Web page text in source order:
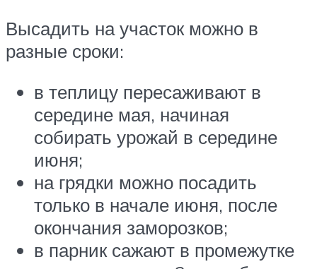
Высадить на участок можно в
разные сроки:
в теплицу пересаживают в
середине мая, начиная
собирать урожай в середине
июня;
на грядки можно посадить
только в начале июня, после
окончания заморозков;
в парник сажают в промежутке